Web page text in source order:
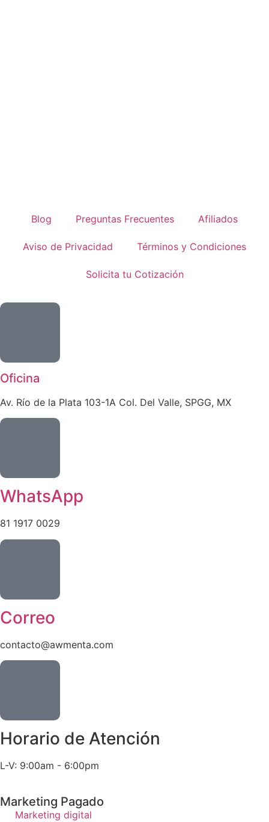
Blog Preguntas Frecuentes Afiliados
Aviso de Privacidad Términos y Condiciones
Solicita tu Cotización
Oficina
Av. Río de la Plata 103-1A Col. Del Valle, SPGG, MX
WhatsApp
81 1917 0029
Correo
contacto@awmenta.com
Horario de Atención
L-V: 9:00am - 6:00pm
Marketing Pagado
Marketing digital